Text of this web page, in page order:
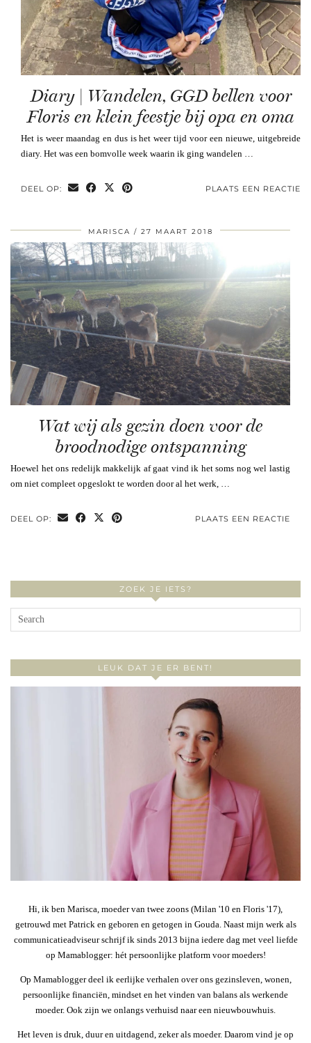
Diary | Wandelen, GGD bellen voor
Floris en klein feestje bij opa en oma
Het is weer maandag en dus is het weer tijd voor een nieuwe, uitgebreide
diary. Het was een bomvolle week waarin ik ging wandelen …
DEEL OP: PLAATS EEN REACTIE
MARISCA 27 MAART 2018
Wat wij als gezin doen voor de
broodnodige ontspanning
Hoewel het ons redelijk makkelijk af gaat vind ik het soms nog wel lastig
om niet compleet opgeslokt te worden door al het werk, …
DEEL OP: PLAATS EEN REACTIE
ZOEK JE IETS?
LEUK DAT JE ER BENT!
Hi, ik ben Marisca, moeder van twee zoons (Milan '10 en Floris '17),
getrouwd met Patrick en geboren en getogen in Gouda. Naast mijn werk als
communicatieadviseur schrijf ik sinds 2013 bijna iedere dag met veel liefde
op Mamablogger: hét persoonlijke platform voor moeders!
Op Mamablogger deel ik eerlijke verhalen over ons gezinsleven, wonen,
persoonlijke financiën, mindset en het vinden van balans als werkende
moeder. Ook zijn we onlangs verhuisd naar een nieuwbouwhuis.
Het leven is druk, duur en uitdagend, zeker als moeder. Daarom vind je op